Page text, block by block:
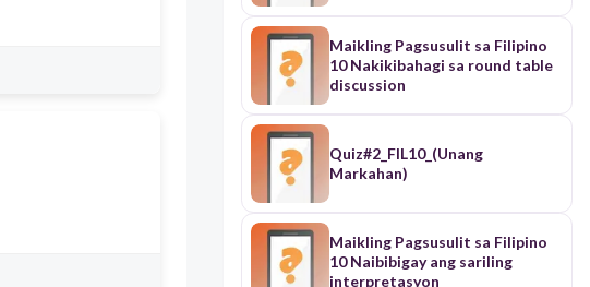
Maikling Pagsusulit sa Filipino
10 Nakikibahagi sa round table
discussion
Quiz#2_FIL10_(Unang
Markahan)
Maikling Pagsusulit sa Filipino
10 Naibibigay ang sariling
interpretasyon